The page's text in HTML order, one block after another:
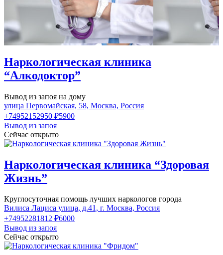
Наркологическая клиника
“Алкодоктор”
Вывод из запоя на дому
улица Первомайская, 58, Москва, Россия
+74952152950 ₽5900
Вывод из запоя
Сейчас открыто
Наркологическая клиника “Здоровая
Жизнь”
Круглосуточная помощь лучших наркологов города
Вилиса Лациса улица, д.41, г. Москва, Россия
+74952281812 ₽6000
Вывод из запоя
Сейчас открыто